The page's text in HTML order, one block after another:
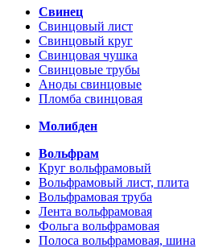
Свинец
Свинцовый лист
Свинцовый круг
Свинцовая чушка
Свинцовые трубы
Аноды свинцовые
Пломба свинцовая
Молибден
Вольфрам
Круг вольфрамовый
Вольфрамовый лист, плита
Вольфрамовая труба
Лента вольфрамовая
Фольга вольфрамовая
Полоса вольфрамовая, шина